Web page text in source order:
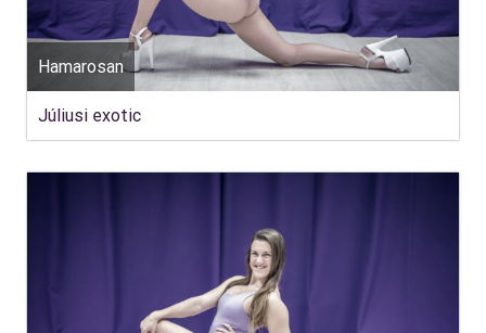
Hamarosan
Júliusi exotic